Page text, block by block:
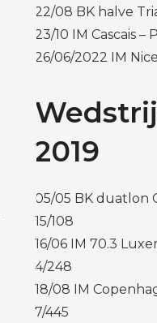
22/08 BK halve
23/10 IM Cascais –
26/06/2022 IM
2019
05/05 BK duatlon
15/108
16/06 IM 70.3
4/248
18/08 IM
7/445